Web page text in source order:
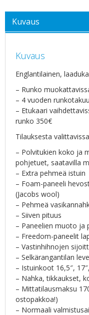
Kuvaus
Kuvaus
Englantilainen,
– Runko
– 4 vuoden runkotakuu
– Etukaari
runko 350€
Tilauksesta
– Polvitukien koko ja
pohjetuet, saatavilla
– Extra pehmeä istuin
– Foam-paneeli
(Jacobs wool)
– Pehmeä
– Siiven pituus
– Paneelien muoto ja
– Freedom-paneelit
– Vastinhihnojen
– Selkärangantilan
– Istuinkoot 16,5″,
– Nahka, tikkaukset,
– Mittatilausmaksu
ostopakkoa!)
– Normaali